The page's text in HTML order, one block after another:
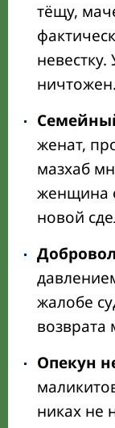
тёщу,
ничтожен.
женат,
мазхаб
женщина
новой
жалобе
возврата
Опекун
никах не